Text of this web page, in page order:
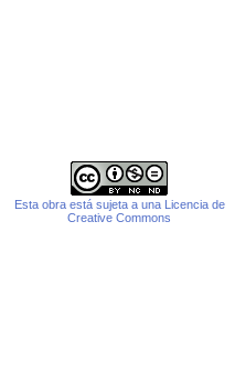
Esta obra está sujeta a una Licencia de
Creative Commons